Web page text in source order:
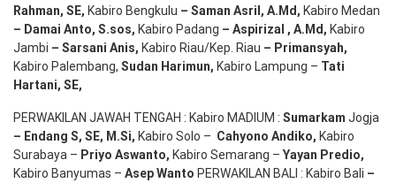
Rahman, SE, Kabiro Bengkulu – Saman Asril , A.Md , Kabiro Medan
– Damai Anto, S.sos, Kabiro Padang – Aspirizal , A.Md , Kabiro
Jambi – Sarsani Anis, Kabiro Riau/Kep. Riau – Primansyah,
Kabiro Palembang, Sudan Harimun, Kabiro Lampung – Tati
Hartani, SE,
PERWAKILAN JAWAH TENGAH : Kabiro MADIUM : Sumarkam Jogja
– Endang S, SE, M.Si, Kabiro Solo – Cahyono Andiko, Kabiro
Surabaya – Priyo Aswanto, Kabiro Semarang – Yayan Predio,
Kabiro Banyumas – AsepWanto PERWAKILAN BALI : Kabiro Bali –